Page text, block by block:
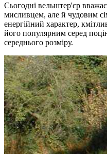
Сьогодні вельштер'єр
мисливцем, але й чудовим
енергійний характер,
його популярним серед
середнього розміру.